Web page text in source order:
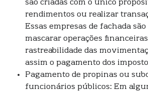
são criadas com o único
rendimentos ou realizar
Essas empresas de fachada
mascarar operações
rastreabilidade das
assim o pagamento dos
Pagamento de propinas ou
funcionários públicos: Em